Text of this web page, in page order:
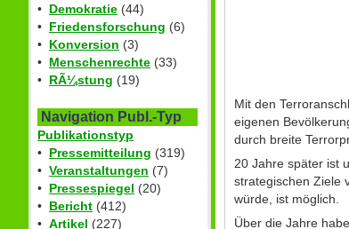
• Demokratie (44)
• Friedensforschung (6)
• Konversion (3)
• Menschenrechte (33)
• RÃ¼stung (19)
Navigation Publ.-Typ
Publikationstyp
• Pressemitteilung (319)
• Veranstaltungen (7)
• Pressespiegel (20)
• Bericht (412)
• Artikel (227)
Mit den
eigenen
durch breite
20 Jahre später ist
strategischen Ziele
würde, ist möglich.
Über die Jahre